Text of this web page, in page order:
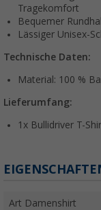
Tragekomfort
Bequemer
Lässiger Unisex-
Technische Daten:
Material: 100 %
Lieferumfang:
1x Bullidriver T-
Art Damenshirt